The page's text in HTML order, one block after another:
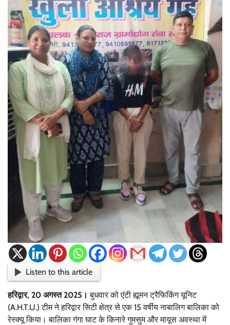
Listen to this article
हरिद्वार, 20 अगस्त 2025। बुधवार को एंटी ह्यूमन ट्रैफिकिंग यूनिट
(A.H.T.U.) टीम ने हरिद्वार सिटी क्षेत्र से एक 15 वर्षीय नाबालिग बालिका को
रेस्क्यू किया। बालिका गंगा घाट के किनारे गुमसुम और मायूस अवस्था में